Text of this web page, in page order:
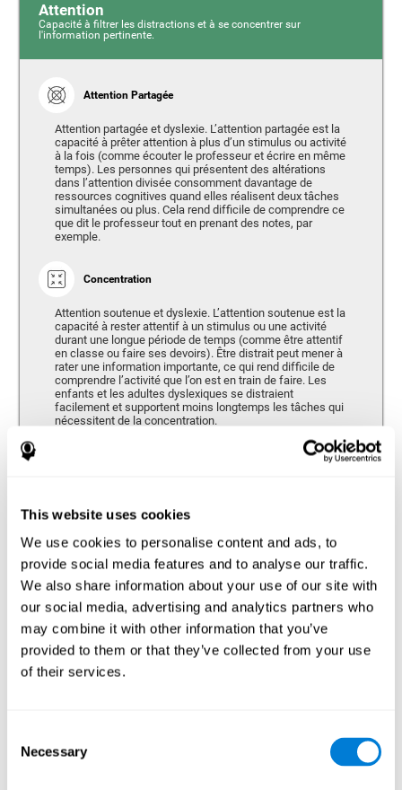
This website uses cookies
We use cookies to personalise content and ads, to
provide social media features and to analyse our traffic.
We also share information about your use of our site with
our social media, advertising and analytics partners who
may combine it with other information that you’ve
provided to them or that they’ve collected from your use
of their services.
Selection
Necessary
Attention
Capacité à filtrer les distractions et à se concentrer sur
l'information pertinente.
Attention Partagée
Attention partagée et dyslexie. L’attention partagée est la
capacité à prêter attention à plus d’un stimulus ou activité
à la fois (comme écouter le professeur et écrire en même
temps). Les personnes qui présentent des altérations
dans l’attention divisée consomment davantage de
ressources cognitives quand elles réalisent deux tâches
simultanées ou plus. Cela rend difficile de comprendre ce
que dit le professeur tout en prenant des notes, par
exemple.
Concentration
Attention soutenue et dyslexie. L’attention soutenue est la
capacité à rester attentif à un stimulus ou une activité
durant une longue période de temps (comme être attentif
en classe ou faire ses devoirs). Être distrait peut mener à
rater une information importante, ce qui rend difficile de
comprendre l’activité que l’on est en train de faire. Les
enfants et les adultes dyslexiques se distraient
facilement et supportent moins longtemps les tâches qui
nécessitent de la concentration.
Mémoire
Capacité de retenir ou manipuler de nouvelles informations et de
Mémoire à Court-terme
Mémoire à court terme et dyslexie. Cette capacité
dyslexiques. La mémoire à court terme est la capacité de
maintenir une petite quantité d’information durant une
courte période de temps, comme lorsque nous retenons
l’information qui arrive à notre ouïe.